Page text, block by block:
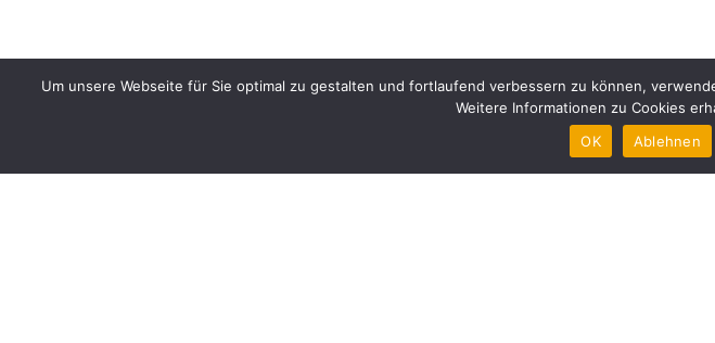
Um unsere Webseite für Sie optimal zu gestalten und fortlaufend verbessern zu können,
Weitere Informationen zu Cookies
OK
Ablehnen